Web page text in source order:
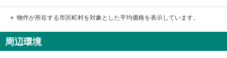
物件が所在する市区町村を対象とした平均価格を表示しています。
周辺環境